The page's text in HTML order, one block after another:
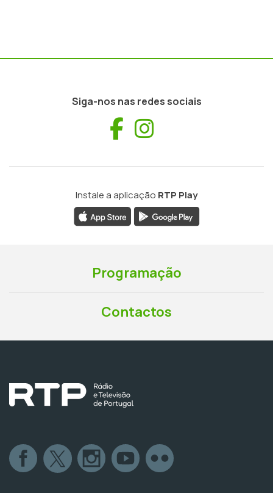
Siga-nos nas redes sociais
Facebook
Instale a aplicação RTP Play
Programação
Contactos